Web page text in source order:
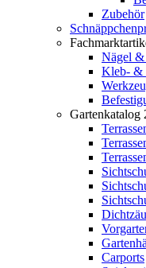
Zubehör
Nägel &
Kleb- &
Gartenkatalog
Carports